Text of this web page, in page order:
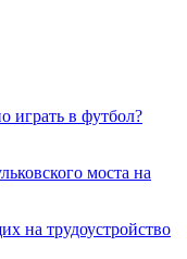
играть в футбол?
моста на
на трудоустройство